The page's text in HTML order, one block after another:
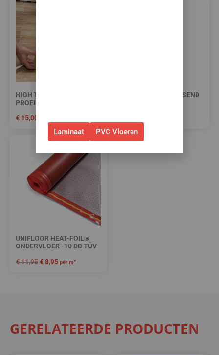
HIGH TACK PLINTEN- EN
PROFIELENKIT
€ 15,00
PLAKPLINT (BIJPASSEND
UNIFLOOR HEAT-FOIL®
ONDERVLOER -10 DB TÜV
€11,95€8,95 per m²
GERELATEERDE PRODUCTEN
Laminaat PVC Vloeren